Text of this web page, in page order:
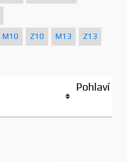
M10 Z10 M13 Z13
Pohlaví